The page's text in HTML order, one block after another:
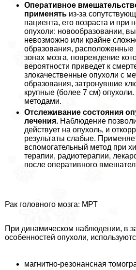
Оперативное
применять из-за
пациента, его возраста и при
опухоли: новообразовании,
невозможно или крайне
образования,
зонах мозга, повреждение
вероятности приведет к
злокачественные опухоли с
образования, затронувшие
крупные (более 7 см) опухоли.
методами.
Отслеживание состояния
лечения. Наблюдение
действует на опухоль, и
результаты слабые.
вспомогательный метод при
терапии, радиотерапии,
после оперативного
Рак головного мозга: МРТ
При динамическом наблюдении, в
особенностей опухоли,
магнитно-резонансная